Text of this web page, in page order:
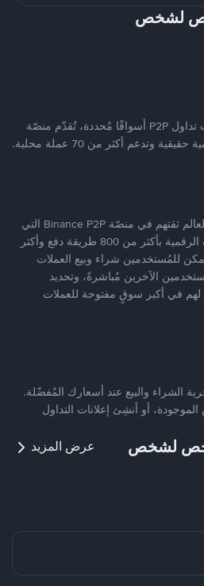
لشخص
بينما تستهدف العديد من منصّات تداول P2P أسواقًا مُحددة، تُقدّم منصّة
يضع ملايين المُستخدمين حول العالم ثقتهم في منصّة Binance P2P التي
توفّر منصّة آمنة لتداول العملات الرقمية بأكثر من 800 طريقة دفع وأكثر
يُمكن للمُستخدمين شراء وبيع العملات
الآخرين مُباشرةً، وتحديد
في أكبر سوقٍ مفتوحة للعملات
الشراء والبيع عند أسعارك المُفضّلة.
أو أنشِئ إعلانات التداول
شخص لشخص عرض المزيد